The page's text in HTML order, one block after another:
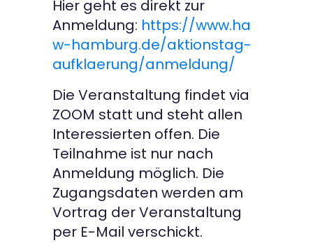
Hier geht es direkt zur
Anmeldung: https://www.ha
w-hamburg.de/aktionstag-
aufklaerung/anmeldung/
Die Veranstaltung findet via
ZOOM statt und steht allen
Interessierten offen. Die
Teilnahme ist nur nach
Anmeldung möglich. Die
Zugangsdaten werden am
Vortrag der Veranstaltung
per E-Mail verschickt.